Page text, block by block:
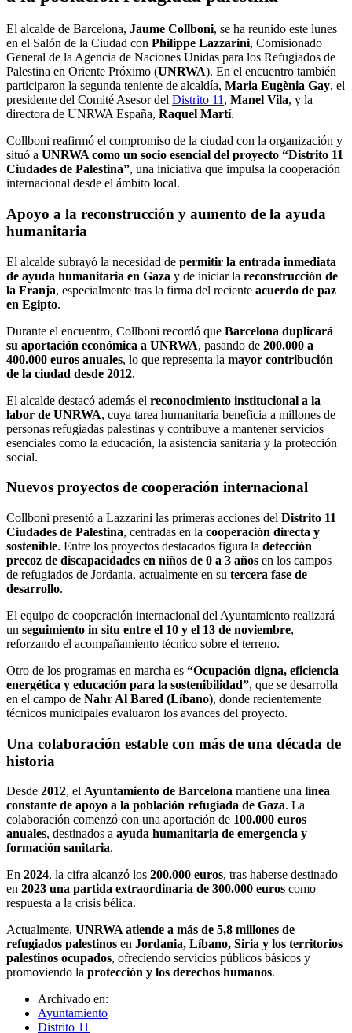
El alcalde de Barcelona, Jaume Collboni, se ha reunido este lunes
en el Salón de la Ciudad con Philippe Lazzarini, Comisionado
General de la Agencia de Naciones Unidas para los Refugiados de
Palestina en Oriente Próximo (UNRWA). En el encuentro también
participaron la segunda teniente de alcaldía, Maria Eugènia Gay, el
presidente del Comité Asesor del Distrito 11 , Manel Vila, y la
directora de UNRWA España, Raquel Martí.
Collboni reafirmó el compromiso de la ciudad con la organización y
situó a UNRWA como un socio esencial del proyecto “Distrito 11
Ciudades de Palestina”, una iniciativa que impulsa la cooperación
internacional desde el ámbito local.
Apoyo a la reconstrucción y aumento de la ayuda
humanitaria
El alcalde subrayó la necesidad de permitir la entrada inmediata
de ayuda humanitaria en Gaza y de iniciar la reconstrucción de
la Franja, especialmente tras la firma del reciente acuerdo de paz
en Egipto.
Durante el encuentro, Collboni recordó que Barcelona duplicará
su aportación económica a UNRWA, pasando de 200.000 a
400.000 euros anuales, lo que representa la mayor contribución
de la ciudad desde 2012.
El alcalde destacó además el reconocimiento institucional a la
labor de UNRWA, cuya tarea humanitaria beneficia a millones de
personas refugiadas palestinas y contribuye a mantener servicios
esenciales como la educación, la asistencia sanitaria y la protección
social.
Nuevos proyectos de cooperación internacional
Collboni presentó a Lazzarini las primeras acciones del Distrito 11
Ciudades de Palestina, centradas en la cooperación directa y
sostenible. Entre los proyectos destacados figura la detección
precoz de discapacidades en niños de 0 a 3 años en los campos
de refugiados de Jordania, actualmente en su tercera fase de
desarrollo.
El equipo de cooperación internacional del Ayuntamiento realizará
un seguimiento in situ entre el 10 y el 13 de noviembre,
reforzando el acompañamiento técnico sobre el terreno.
Otro de los programas en marcha es “Ocupación digna, eficiencia
energética y educación para la sostenibilidad”, que se desarrolla
en el campo de Nahr Al Bared (Líbano), donde recientemente
técnicos municipales evaluaron los avances del proyecto.
Una colaboración estable con más de una década de
historia
Desde 2012, el Ayuntamiento de Barcelona mantiene una línea
constante de apoyo a la población refugiada de Gaza. La
colaboración comenzó con una aportación de 100.000 euros
anuales, destinados a ayuda humanitaria de emergencia y
formación sanitaria.
En 2024, la cifra alcanzó los 200.000 euros, tras haberse destinado
en 2023 una partida extraordinaria de 300.000 euros como
respuesta a la crisis bélica.
Actualmente, UNRWA atiende a más de 5,8 millones de
refugiados palestinos en Jordania, Líbano, Siria y los territorios
palestinos ocupados, ofreciendo servicios públicos básicos y
promoviendo la protección y los derechos humanos.
Archivado en:
Ayuntamiento
Distrito 11